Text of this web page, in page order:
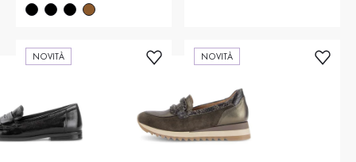
NOVITÀ NOVITÀ